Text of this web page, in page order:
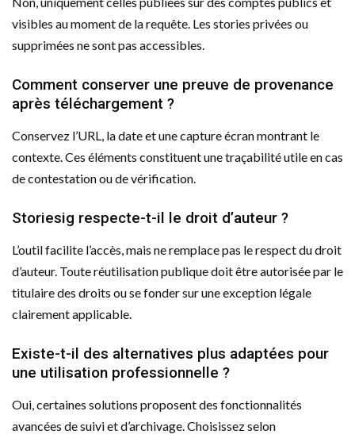
visibles au moment de la requête. Les stories privées ou
supprimées ne sont pas accessibles.
Comment conserver une preuve de provenance
après téléchargement ?
Conservez l’URL, la date et une capture écran montrant le
contexte. Ces éléments constituent une traçabilité utile en cas
de contestation ou de vérification.
Storiesig respecte-t-il le droit d’auteur ?
L’outil facilite l’accès, mais ne remplace pas le respect du droit
d’auteur. Toute réutilisation publique doit être autorisée par le
titulaire des droits ou se fonder sur une exception légale
clairement applicable.
Existe-t-il des alternatives plus adaptées pour
une utilisation professionnelle ?
Oui, certaines solutions proposent des fonctionnalités
avancées de suivi et d’archivage. Choisissez selon